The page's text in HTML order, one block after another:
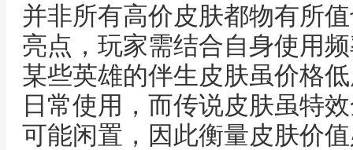
并非所有高价皮肤都物有所
亮点，玩家需结合自身使用
某些英雄的伴生皮肤虽价格
日常使用，而传说皮肤虽特
可能闲置，因此衡量皮肤价